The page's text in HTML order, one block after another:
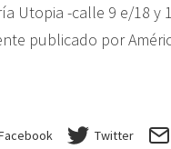
Utopia -calle 9 e/18 y
publicado por
Twitter